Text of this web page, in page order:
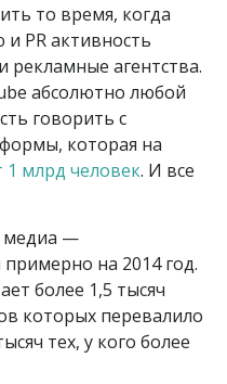
то время, когда
PR активность
агентства.
абсолютно любой
говорить с
которая на
млрд человек. И все
медиа —
на 2014 год.
более 1,5 тысяч
которых перевалило
тех, у кого более